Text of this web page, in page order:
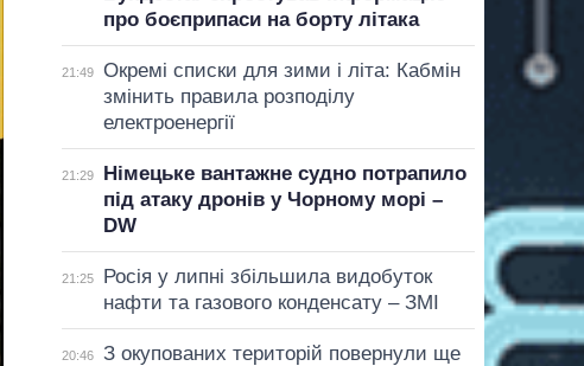
про боєприпаси на борту літака
21:49
Окремі списки для зими і літа: Кабмін
змінить правила розподілу
електроенергії
21:29
Німецьке вантажне судно потрапило
під атаку дронів у Чорному морі –
DW
21:25
Росія у липні збільшила видобуток
нафти та газового конденсату – ЗМІ
20:46
З окупованих територій повернули ще